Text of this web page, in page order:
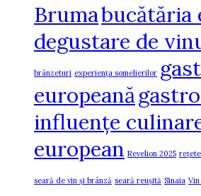
Brumabucătăria
degustare de
brânzeturi experiența somelierilor
europeană
influențe
european Revelion 2025
seară de vin și brânză seară reușită Sinaia